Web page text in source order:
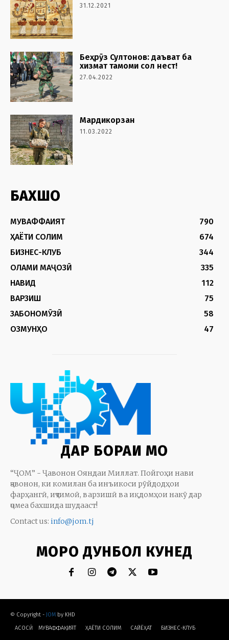
31.12.2021
Беҳрӯз Султонов: даъват ба
хизмат тамоми сол нест!
27.04.2022
Мардикорзан
11.03.2022
БАХШҲО
МУВАФФАҚИЯТ
790
ҲАЁТИ СОЛИМ
674
БИЗНЕС-КЛУБ
344
ОЛАМИ МАҶОЗӢ
335
НАВИД
112
ВАРЗИШ
75
ЗАБОНОМӮЗӢ
58
ОЗМУНҲО
47
ДАР БОРАИ МО
“ҶОМ” - Ҷавонон Ояндаи Миллат. Пойгоҳи нави
ҷавонон, ки комилан ба инъикоси рӯйдодҳои
фарҳангӣ, иҷтимоӣ, варзишӣ ва иқдомҳои накӯ дар
ҷомеа бахшида шудааст!
Contact us: info@jom.tj
МОРО ДУНБОЛ КУНЕД
© Copyright - JOM by KHD
АСОСӢ
МУВАФФАҚИЯТ ҲАЁТИ СОЛИМ CАЙЁҲАТ БИЗНЕС-КЛУБ